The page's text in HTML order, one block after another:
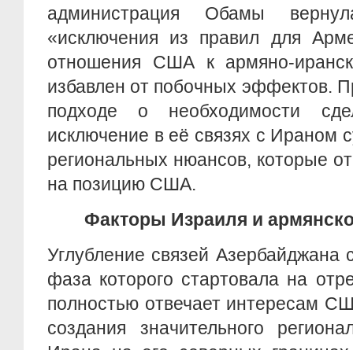
администрация Обамы
«исключения из правил для
отношения США к армяно-
избавлен от побочных эффектов.
подходе о необходимости
исключение в её связях с Ираном
региональных нюансов, которые
на позицию США.
Факторы Израиля и
Углубление связей Азербайджана
фаза которого стартовала на
полностью отвечает интересам
создания значительного